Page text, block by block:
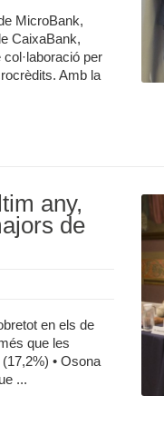
MicroBank,
CaixaBank,
per
Amb la
any,
de
en els de
que les
• Osona
...